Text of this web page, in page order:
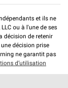
et ils ne
ou à l'une de ses
décision de retenir
décision prise
ne garantit pas
d’utilisation